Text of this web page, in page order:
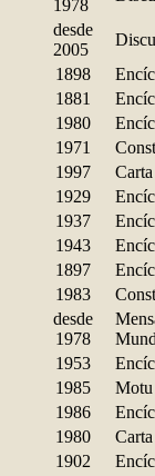
1978
desde
2005
1898
1881
1980
1971
1997
1929
1937
1943
1897
1983
desde
1978
1953
1985
1986
1980
Carta
1902